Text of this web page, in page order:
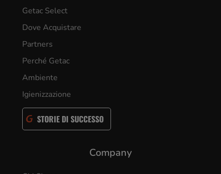
Getac Select
Dove Acquistare
Partners
Perché Getac
Ambiente
Igienizzazione
STORIE DI SUCCESSO
Company